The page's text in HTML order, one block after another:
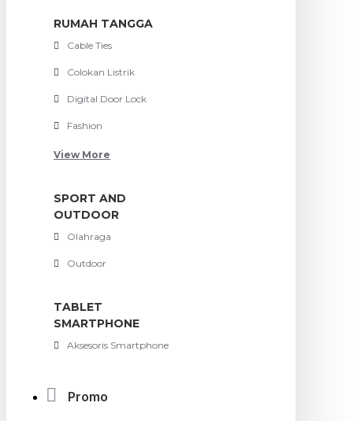
RUMAH TANGGA
Cable Ties
Colokan Listrik
Digital Door Lock
Fashion
View More
SPORT AND
OUTDOOR
Olahraga
Outdoor
TABLET
SMARTPHONE
Aksesoris Smartphone
Promo